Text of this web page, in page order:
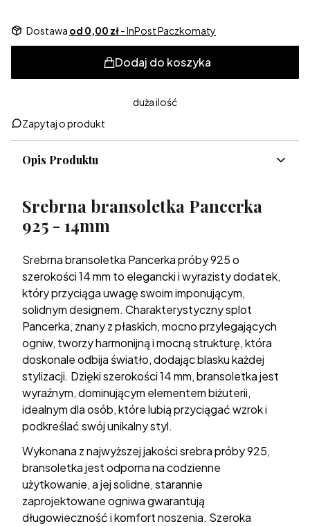
Dostawa od 0,00 zł- InPost Paczkomaty
Dodaj do koszyka
duża ilość
Zapytaj o produkt
Opis Produktu
Srebrna bransoletka Pancerka
925 - 14mm
Srebrna bransoletka Pancerka próby 925 o
szerokości 14 mm to elegancki i wyrazisty dodatek,
który przyciąga uwagę swoim imponującym,
solidnym designem. Charakterystyczny splot
Pancerka, znany z płaskich, mocno przylegających
ogniw, tworzy harmonijną i mocną strukturę, która
doskonale odbija światło, dodając blasku każdej
stylizacji. Dzięki szerokości 14 mm, bransoletka jest
wyraźnym, dominującym elementem biżuterii,
idealnym dla osób, które lubią przyciągać wzrok i
podkreślać swój unikalny styl.
Wykonana z najwyższej jakości srebra próby 925,
bransoletka jest odporna na codzienne
użytkowanie, a jej solidne, starannie
zaprojektowane ogniwa gwarantują
długowieczność i komfort noszenia. Szeroka